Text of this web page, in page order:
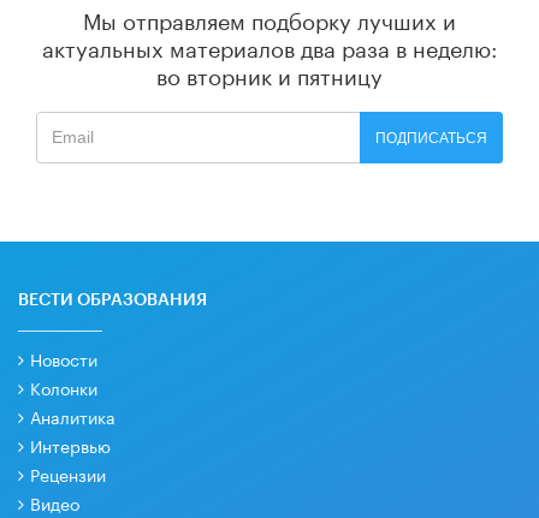
Мы отправляем подборку лучших и
актуальных материалов два раза в неделю:
во вторник и пятницу
ПОДПИСАТЬСЯ
ВЕСТИ ОБРАЗОВАНИЯ
Новости
Колонки
Аналитика
Интервью
Рецензии
Видео